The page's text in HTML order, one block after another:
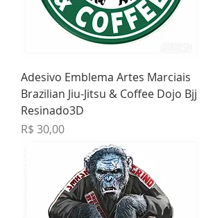
Adesivo Emblema Artes Marciais
Brazilian Jiu-Jitsu & Coffee Dojo Bjj
Resinado3D
Preço
R$ 30,00